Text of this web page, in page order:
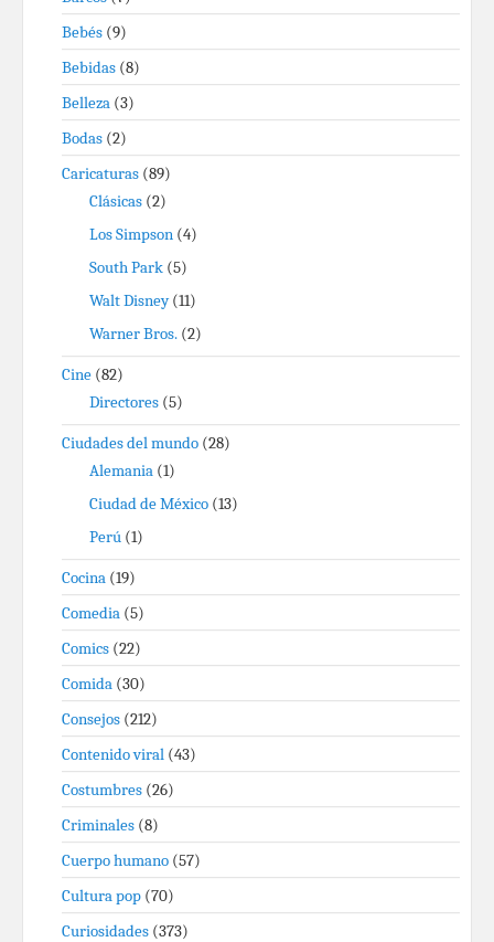
Bebés (9)
Bebidas (8)
Belleza (3)
Bodas (2)
Caricaturas (89)
Clásicas (2)
Los Simpson (4)
South Park (5)
Walt Disney(11)
Warner Bros. (2)
Cine (82)
Directores (5)
Ciudades del mundo (28)
Alemania (1)
Ciudad de México (13)
Perú (1)
Cocina (19)
Comedia (5)
Comics (22)
Comida (30)
Consejos (212)
Contenido viral (43)
Costumbres (26)
Criminales (8)
Cuerpo humano (57)
Cultura pop (70)
Curiosidades (373)